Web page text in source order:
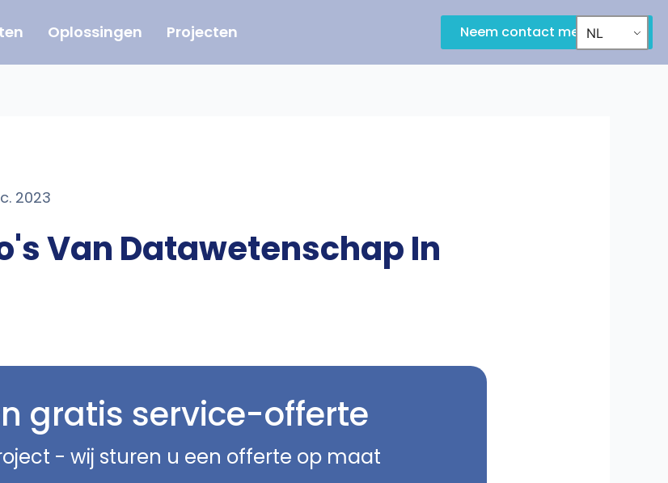
Oplossingen Projecten Neem contact met ons op
NL
2023
Van Datawetenschap In
gratis service-offerte
- wij sturen u een offerte op maat